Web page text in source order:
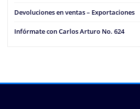
Devoluciones en ventas – Exportaciones
Infórmate con Carlos Arturo No. 624